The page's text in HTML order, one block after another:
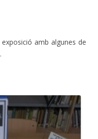
amb algunes de
.